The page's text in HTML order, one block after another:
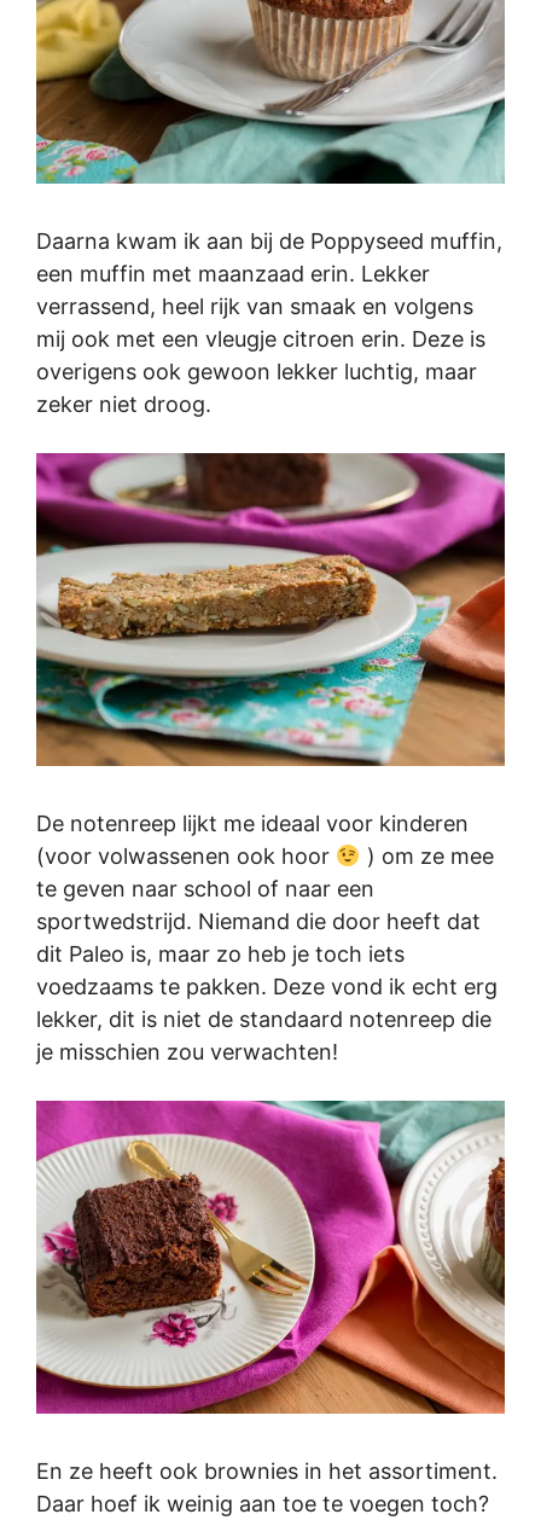
Daarna kwam ik aan bij de Poppyseed muffin,
een muffin met maanzaad erin. Lekker
verrassend, heel rijk van smaak en volgens
mij ook met een vleugje citroen erin. Deze is
overigens ook gewoon lekker luchtig, maar
zeker niet droog.
De notenreep lijkt me ideaal voor kinderen
(voor volwassenen ook hoor
) om ze mee
te geven naar school of naar een
sportwedstrijd. Niemand die door heeft dat
dit Paleo is, maar zo heb je toch iets
voedzaams te pakken. Deze vond ik echt erg
lekker, dit is niet de standaard notenreep die
je misschien zou verwachten!
En ze heeft ook brownies in het assortiment.
Daar hoef ik weinig aan toe te voegen toch?